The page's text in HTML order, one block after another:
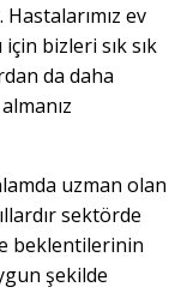
ev
bizleri sık sık
da daha
uzman olan
sektörde
beklentilerinin
şekilde